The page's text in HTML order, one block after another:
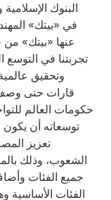
البنوك
في «بيتك»
عنها «بيتك» من
تجربتنا في التوسع
وتحقيق
قارات حتى وصف
حكومات العالم
توسعاته أن
تعزيز
الشعوب، وذلك
جميع الفئات